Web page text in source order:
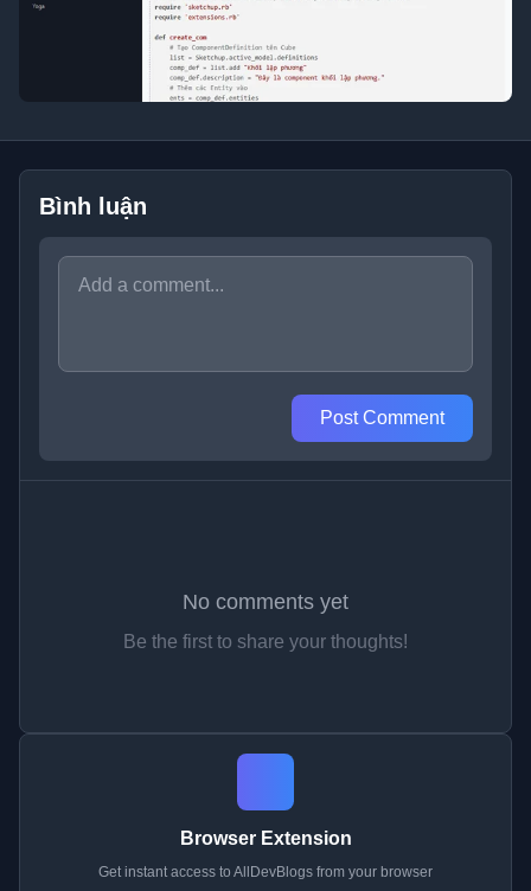
Bình luận
Post Comment
No comments yet
Be the first to share your thoughts!
Browser Extension
Get instant access to AllDevBlogs from your browser